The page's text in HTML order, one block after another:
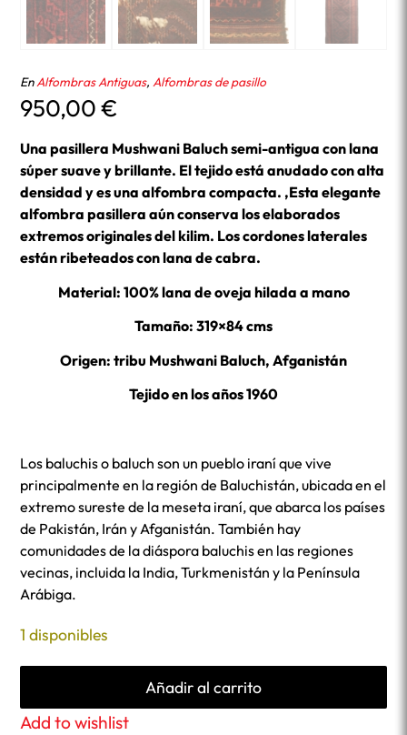
EnAlfombras Antiguas,Alfombras de pasillo
950,00€
Una pasillera Mushwani Baluch semi-antigua con lana
súper suave y brillante. El tejido está anudado con alta
densidad y es una alfombra compacta. ,Esta elegante
alfombra pasillera aún conserva los elaborados
extremos originales del kilim. Los cordones laterales
están ribeteados con lana de cabra.
Material: 100% lana de oveja hilada a mano
Tamaño: 319×84 cms
Origen: tribu Mushwani Baluch, Afganistán
Tejido en los años 1960
Los baluchis o baluch son un pueblo iraní que vive
principalmente en la región de Baluchistán, ubicada en el
extremo sureste de la meseta iraní, que abarca los países
de Pakistán, Irán y Afganistán. También hay
comunidades de la diáspora baluchis en las regiones
vecinas, incluida la India, Turkmenistán y la Península
Arábiga.
1 disponibles
Añadir al carrito
Add to wishlist